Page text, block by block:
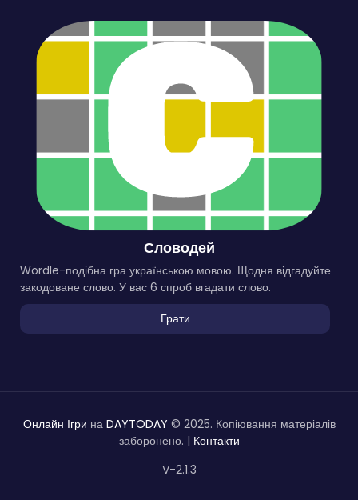
Словодей
Wordle-подібна гра українською мовою. Щодня відгадуйте
закодоване слово. У вас 6 спроб вгадати слово.
Грати
Онлайн Ігри на DAYTODAY © 2025. Копіювання матеріалів
заборонено. | Контакти
V-2.1.3